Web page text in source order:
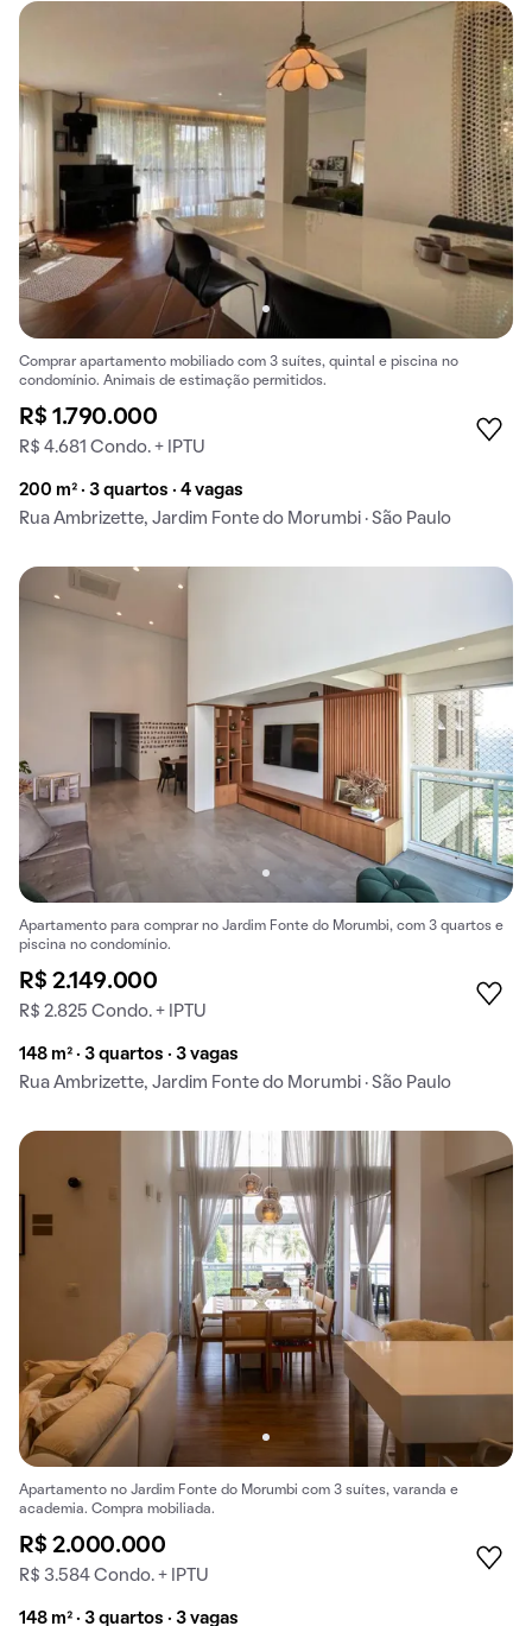
Comprar apartamento mobiliado com 3 suítes, quintal e piscina no
condomínio. Animais de estimação permitidos.
R$ 1.790.000
R$ 4.681 Condo. + IPTU
200 m² · 3 quartos · 4 vagas
Rua Ambrizette, Jardim Fonte do Morumbi · São Paulo
Apartamento para comprar no Jardim Fonte do Morumbi, com 3 quartos e
piscina no condomínio.
R$ 2.149.000
R$ 2.825 Condo. + IPTU
148 m² · 3 quartos · 3 vagas
Rua Ambrizette, Jardim Fonte do Morumbi · São Paulo
Apartamento no Jardim Fonte do Morumbi com 3 suítes, varanda e
academia. Compra mobiliada.
R$ 2.000.000
R$ 3.584 Condo. + IPTU
148 m² · 3 quartos · 3 vagas